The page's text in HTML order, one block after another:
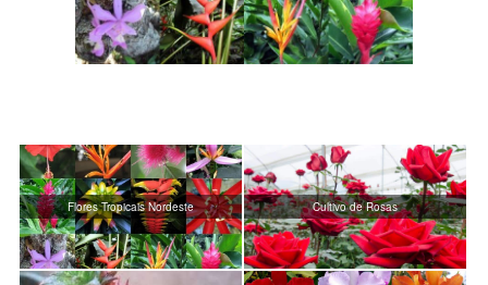
Flores Tropicais Nordeste Cultivo de Rosas